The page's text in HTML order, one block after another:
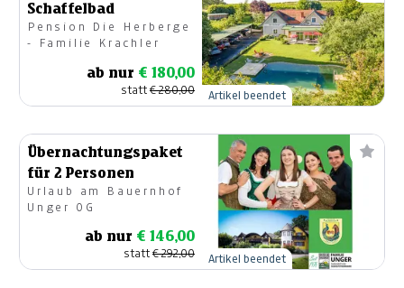
Schaffelbad
Pension Die Herberge
- Familie Krachler
ab nur € 180,00
statt€ 280,00 Artikel beendet
Übernachtungspaket
für 2 Personen
Urlaub am Bauernhof
Unger OG
ab nur € 146,00
statt€ 292,00 Artikel beendet